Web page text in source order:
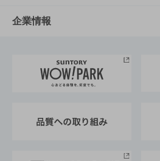
栄養成分一覧
工場見学
地域情報
サントリーホール
サントリーサンバーズ大阪
サステナビリティTOP
サントリーが考えるサステナ
企業情報
企業概要